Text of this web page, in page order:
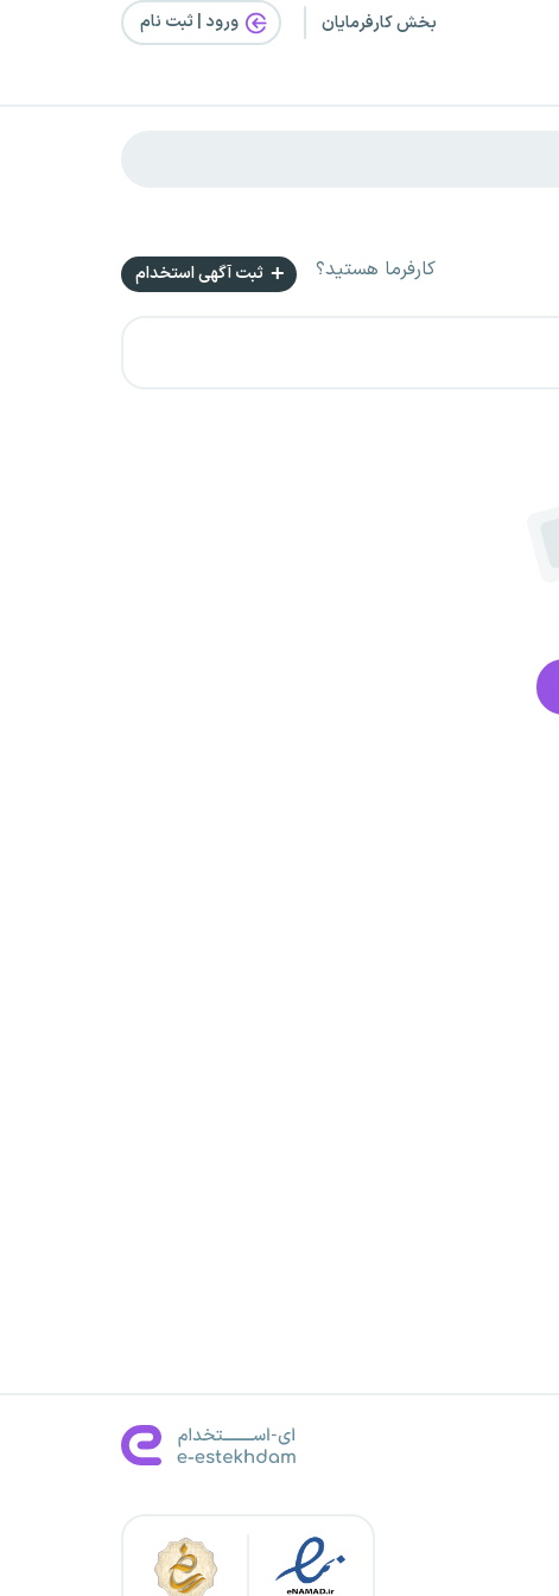
بخش کارفرمایان ورود | ثبت‌ نام
کارفرما هستید؟ ثبت آگهی استخدام